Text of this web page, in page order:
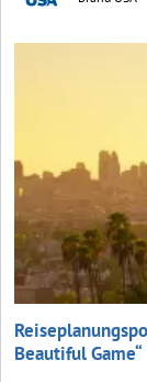
Beautiful Game“